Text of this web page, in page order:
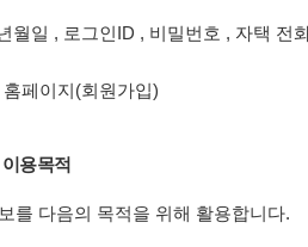
월일 , 로그인ID , 비밀번호 , 자택 전
페이지(회원가입)
용목적
를 다음의 목적을 위해 활용합니다.